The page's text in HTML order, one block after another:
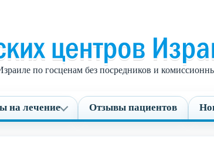
по госценам без посредников и
на лечение Отзывы пациентов